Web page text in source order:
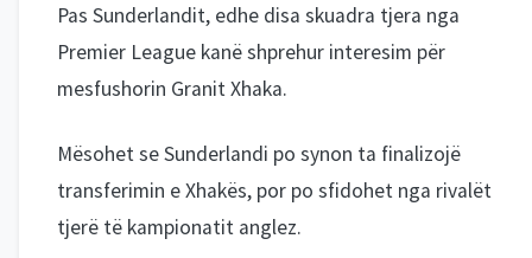
Pas Sunderlandit, edhe disa skuadra tjera nga
Premier League kanë shprehur interesim për
mesfushorin Granit Xhaka.
Mësohet se Sunderlandi po synon ta finalizojë
transferimin e Xhakës, por po sfidohet nga rivalët
tjerë të kampionatit anglez.